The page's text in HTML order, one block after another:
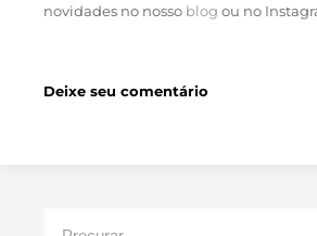
novidades no nosso blog ou no
Deixe seu comentário